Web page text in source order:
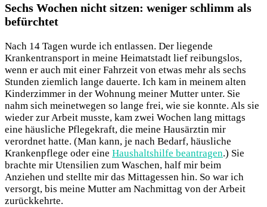
Sechs Wochen nicht sitzen: weniger schlimm als
befürchtet
Nach 14 Tagen wurde ich entlassen. Der liegende
Krankentransport in meine Heimatstadt lief reibungslos,
wenn er auch mit einer Fahrzeit von etwas mehr als sechs
Stunden ziemlich lange dauerte. Ich kam in meinem alten
Kinderzimmer in der Wohnung meiner Mutter unter. Sie
nahm sich meinetwegen so lange frei, wie sie konnte. Als sie
wieder zur Arbeit musste, kam zwei Wochen lang mittags
eine häusliche Pflegekraft, die meine Hausärztin mir
verordnet hatte. (Man kann, je nach Bedarf, häusliche
Krankenpflege oder eine Haushaltshilfe beantragen.) Sie
brachte mir Utensilien zum Waschen, half mir beim
Anziehen und stellte mir das Mittagessen hin. So war ich
versorgt, bis meine Mutter am Nachmittag von der Arbeit
zurückkehrte.